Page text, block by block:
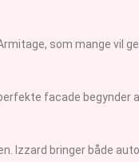
som mange vil
facade begynder
Izzard bringer både